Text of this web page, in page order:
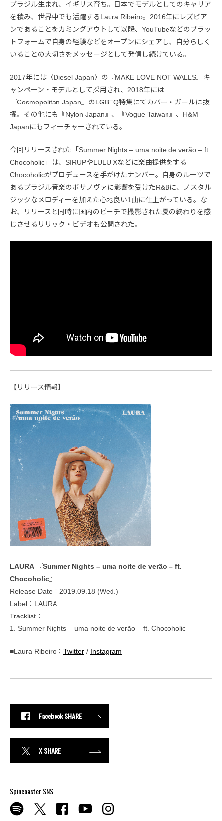
ブラジル生まれ、イギリス育ち。日本でモデルとしてのキャリア
を積み、世界中でも活躍するLaura Ribeiro。2016年にレズビア
ンであることをカミングアウトして以降、YouTubeなどのプラッ
トフォームで自身の経験などをオープンにシェアし、自分らしく
いることの大切さをメッセージとして発信し続けている。
2017年には〈Diesel Japan〉の『MAKE LOVE NOT WALLS』キ
ャンペーン・モデルとして採用され、2018年には
『Cosmopolitan Japan』のLGBTQ特集にてカバー・ガールに抜
擢。その他にも『Nylon Japan』、『Vogue Taiwan』、H&M
Japanにもフィーチャーされている。
今回リリースされた「Summer Nights – uma noite de verão – ft.
Chocoholic」は、SIRUPやLULU Xなどに楽曲提供をする
Chocoholicがプロデュースを手がけたナンバー。自身のルーツで
あるブラジル音楽のボサノヴァに影響を受けたR&Bに、ノスタル
ジックなメロディーを加えた心地良い1曲に仕上がっている。な
お、リリースと同時に国内のビーチで撮影された夏の終わりを感
じさせるリリック・ビデオも公開された。
【リリース情報】
LAURA 『Summer Nights – uma noite de verão – ft.
Chocoholic』
Release Date：2019.09.18 (Wed.)
Label：LAURA
Tracklist：
1. Summer Nights – uma noite de verão – ft. Chocoholic
■Laura Ribeiro： Twitter / Instagram
Facebook SHARE
X SHARE
Spincoaster SNS